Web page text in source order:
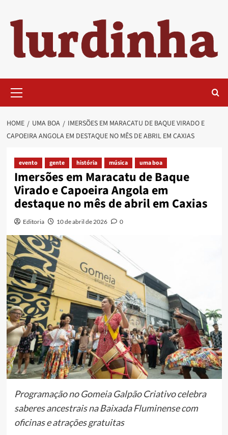
content
Menu
HOME UMA BOA
IMERSÕES EM MARACATU DE BAQUE VIRADO E
CAPOEIRA ANGOLA EM DESTAQUE NO MÊS DE ABRIL EM CAXIAS
evento gente história música uma boa
Imersões em Maracatu de Baque
Virado e Capoeira Angola em
destaque no mês de abril em Caxias
Editoria 10 de abril de 2026 0
Programação no Gomeia Galpão Criativo celebra
saberes ancestrais na Baixada Fluminense com
oficinas e atrações gratuitas